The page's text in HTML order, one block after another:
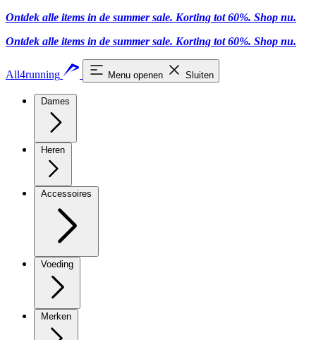
Ontdek alle items in de summer sale. Korting tot 60%. Shop nu.
Ontdek alle items in de summer sale. Korting tot 60%. Shop nu.
All4running Menu openen Sluiten
Dames
Heren
Accessoires
Voeding
Merken